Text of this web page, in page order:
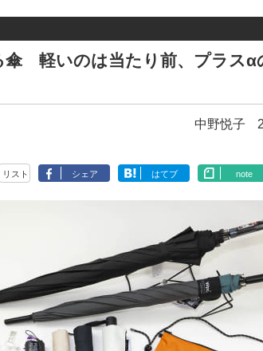
傘 軽いのは当たり前、プラスα
中野悦子
リスト シェア はてブ note